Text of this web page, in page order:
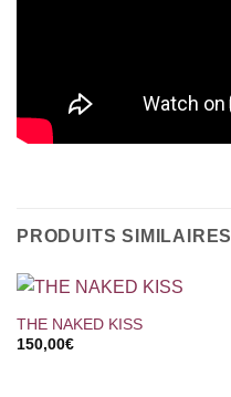
PRODUITS SIMILAIRES
THE NAKED KISS
150,00€